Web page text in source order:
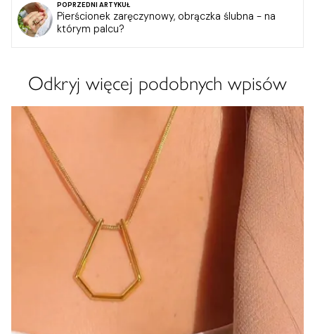
POPRZEDNI ARTYKUŁ
Pierścionek zaręczynowy, obrączka ślubna - na
którym palcu?
Odkryj więcej podobnych wpisów